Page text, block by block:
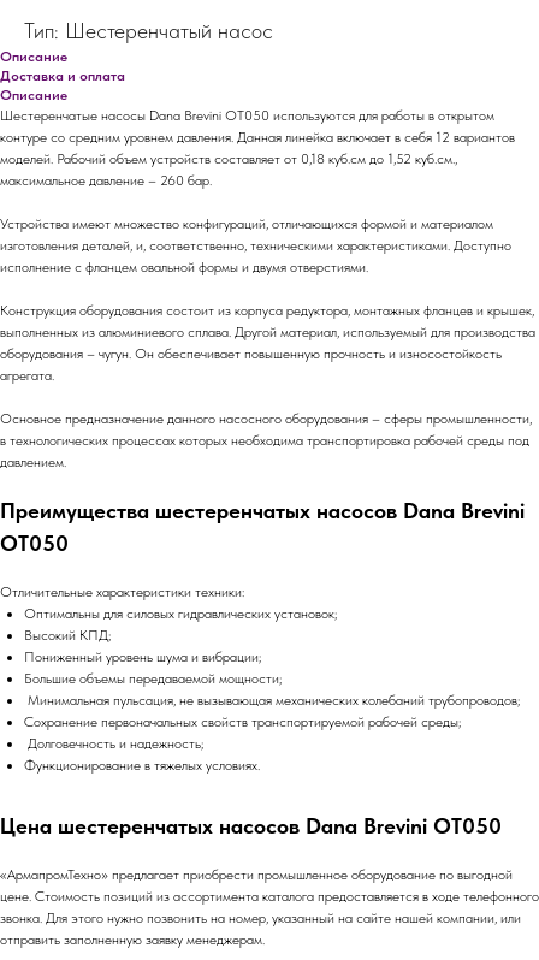
Тип: Шестеренчатый насос
Описание
Доставка и оплата
Описание
Шестеренчатые насосы Dana Brevini OT050 используются для работы в открытом
контуре со средним уровнем давления. Данная линейка включает в себя 12 вариантов
моделей. Рабочий объем устройств составляет от 0,18 куб.см до 1,52 куб.см.,
максимальное давление – 260 бар.
Устройства имеют множество конфигураций, отличающихся формой и материалом
изготовления деталей, и, соответственно, техническими характеристиками. Доступно
исполнение с фланцем овальной формы и двумя отверстиями.
Конструкция оборудования состоит из корпуса редуктора, монтажных фланцев и крышек,
выполненных из алюминиевого сплава. Другой материал, используемый для производства
оборудования – чугун. Он обеспечивает повышенную прочность и износостойкость
агрегата.
Основное предназначение данного насосного оборудования – сферы промышленности,
в технологических процессах которых необходима транспортировка рабочей среды под
давлением.
Преимущества шестеренчатых насосов Dana Brevini
OT050
Отличительные характеристики техники:
Оптимальны для силовых гидравлических установок;
Высокий КПД;
Пониженный уровень шума и вибрации;
Большие объемы передаваемой мощности;
Минимальная пульсация, не вызывающая механических колебаний трубопроводов;
Сохранение первоначальных свойств транспортируемой рабочей среды;
Долговечность и надежность;
Функционирование в тяжелых условиях.
Цена шестеренчатых насосов Dana Brevini OT050
«АрмапромТехно» предлагает приобрести промышленное оборудование по выгодной
цене. Стоимость позиций из ассортимента каталога предоставляется в ходе телефонного
звонка. Для этого нужно позвонить на номер, указанный на сайте нашей компании, или
отправить заполненную заявку менеджерам.